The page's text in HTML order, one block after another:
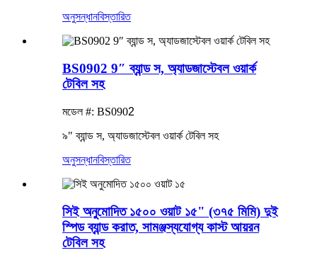
অনুসন্ধানবিস্তারিত
BS0902 9″ ব্যান্ড স, অ্যাডজাস্টেবল ওয়ার্ক
টেবিল সহ
মডেল #: BS0902
৯" ব্যান্ড স, অ্যাডজাস্টেবল ওয়ার্ক টেবিল সহ
অনুসন্ধানবিস্তারিত
সিই অনুমোদিত ১৫০০ ওয়াট ১৫" (৩৭৫ মিমি) দুই
স্পিড ব্যান্ড করাত, সামঞ্জস্যযোগ্য কাস্ট আয়রন
টেবিল সহ